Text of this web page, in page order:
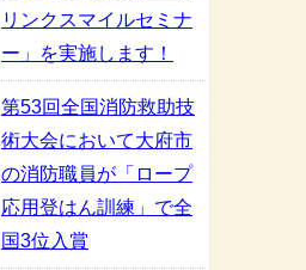
リンクスマイルセミナ
ー」を実施します！
第53回全国消防救助技
術大会において大府市
の消防職員が「ロープ
応用登はん訓練」で全
国3位入賞